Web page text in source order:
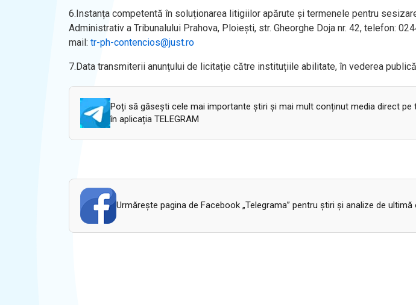
6.Instanța competentă în soluționarea litigiilor apărute și termenele pentru
Administrativ a Tribunalului Prahova, Ploiești, str. Gheorghe Doja nr. 42, telefon:
mail: tr-ph-contencios@just.ro
7.Data transmiterii anunțului de licitație către instituțiile abilitate, în vederea
Poți să găsești cele mai importante știri și mai mult conținut media direct pe
în aplicația TELEGRAM
Urmăreşte pagina de Facebook „Telegrama” pentru ştiri şi analize de ultimă